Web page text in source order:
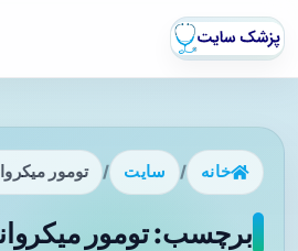
خانه / سایت / تومور
برچسب: تومور